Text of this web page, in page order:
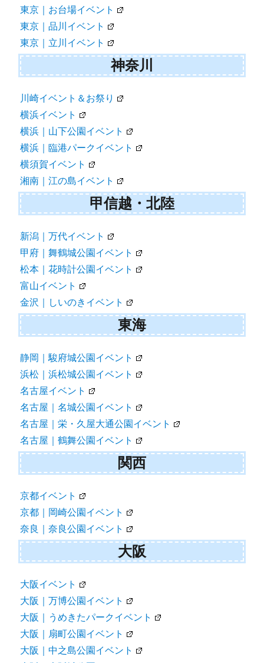
東京｜お台場イベント
東京｜品川イベント
東京｜立川イベント
神奈川
川崎イベント＆お祭り
横浜イベント
横浜｜山下公園イベント
横浜｜臨港パークイベント
横須賀イベント
湘南｜江の島イベント
甲信越・北陸
新潟｜万代イベント
甲府｜舞鶴城公園イベント
松本｜花時計公園イベント
富山イベント
金沢｜しいのきイベント
東海
静岡｜駿府城公園イベント
浜松｜浜松城公園イベント
名古屋イベント
名古屋｜名城公園イベント
名古屋｜栄・久屋大通公園イベント
名古屋｜鶴舞公園イベント
関西
京都イベント
京都｜岡崎公園イベント
奈良｜奈良公園イベント
大阪
大阪イベント
大阪｜万博公園イベント
大阪｜うめきたパークイベント
大阪｜扇町公園イベント
大阪｜中之島公園イベント